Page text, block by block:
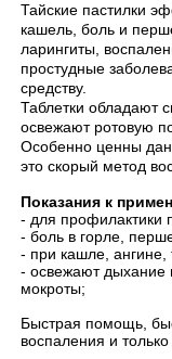
Тайские пастилки
кашель, боль и
ларингиты,
простудные
средству.
Таблетки обладают
освежают ротовую
Особенно ценны
это скорый метод
Показания к
- для профилактики
- боль в горле,
- при кашле, ангине,
- освежают дыхание
мокроты;
Быстрая помощь,
воспаления и